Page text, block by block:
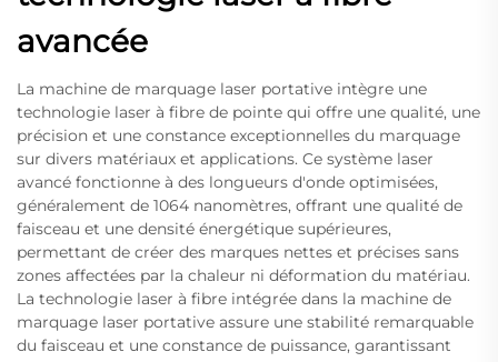
avancée
La machine de marquage laser portative intègre une
technologie laser à fibre de pointe qui offre une qualité, une
précision et une constance exceptionnelles du marquage
sur divers matériaux et applications. Ce système laser
avancé fonctionne à des longueurs d'onde optimisées,
généralement de 1064 nanomètres, offrant une qualité de
faisceau et une densité énergétique supérieures,
permettant de créer des marques nettes et précises sans
zones affectées par la chaleur ni déformation du matériau.
La technologie laser à fibre intégrée dans la machine de
marquage laser portative assure une stabilité remarquable
du faisceau et une constance de puissance, garantissant